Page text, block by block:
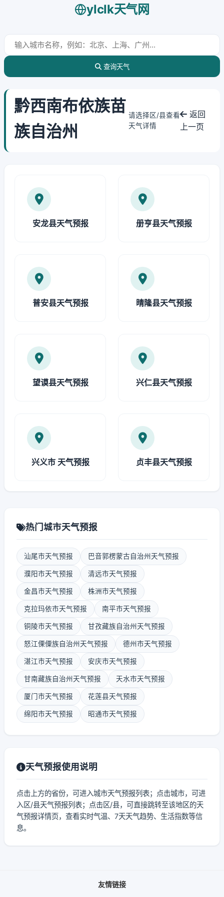
ylclk天气网
查询天气
黔西南布依族苗
族自治州
请选择区/县查看
天气详情
返回
上一页
安龙县天气预报 册亨县天气预报
普安县天气预报 晴隆县天气预报
望谟县天气预报 兴仁县天气预报
兴义市 天气预报 贞丰县天气预报
热门城市天气预报
汕尾市天气预报 巴音郭楞蒙古自治州天气预报
濮阳市天气预报 清远市天气预报
金昌市天气预报 株洲市天气预报
克拉玛依市天气预报 南平市天气预报
铜陵市天气预报 甘孜藏族自治州天气预报
怒江傈僳族自治州天气预报 德州市天气预报
湛江市天气预报 安庆市天气预报
甘南藏族自治州天气预报 天水市天气预报
厦门市天气预报 花莲县天气预报
绵阳市天气预报 昭通市天气预报
天气预报使用说明
点击上方的省份，可进入城市天气预报列表；点击城市，可进
入区/县天气预报列表；点击区/县，可直接跳转至该地区的天
气预报详情页，查看实时气温、7天天气趋势、生活指数等信
息。
友情链接